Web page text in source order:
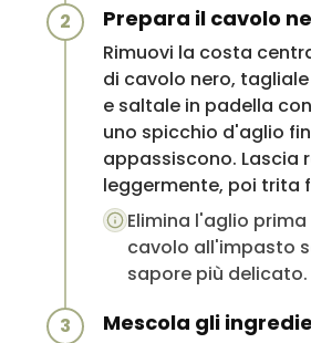
2 Prepara il cavolo
Rimuovi la costa
di cavolo nero,
e saltale in padella
uno spicchio d'aglio
appassiscono. Lascia
leggermente, poi trita
Elimina l'aglio prima
cavolo all'impasto
sapore più delicato.
3 Mescola gli